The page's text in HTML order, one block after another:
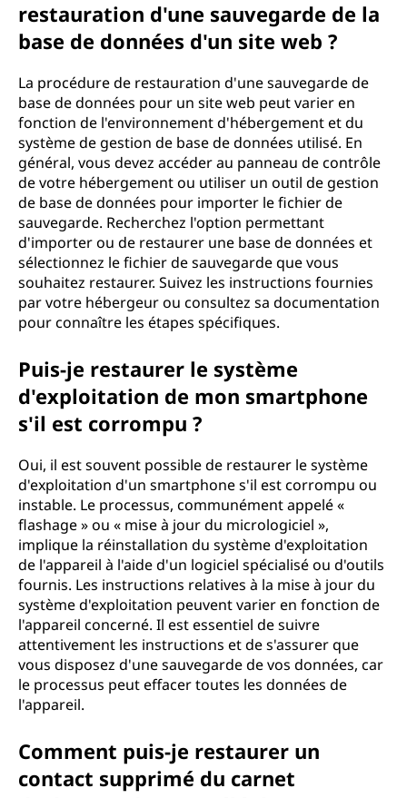
restauration d'une sauvegarde de la
base de données d'un site web ?
La procédure de restauration d'une sauvegarde de
base de données pour un site web peut varier en
fonction de l'environnement d'hébergement et du
système de gestion de base de données utilisé. En
général, vous devez accéder au panneau de contrôle
de votre hébergement ou utiliser un outil de gestion
de base de données pour importer le fichier de
sauvegarde. Recherchez l'option permettant
d'importer ou de restaurer une base de données et
sélectionnez le fichier de sauvegarde que vous
souhaitez restaurer. Suivez les instructions fournies
par votre hébergeur ou consultez sa documentation
pour connaître les étapes spécifiques.
Puis-je restaurer le système
d'exploitation de mon smartphone
s'il est corrompu ?
Oui, il est souvent possible de restaurer le système
d'exploitation d'un smartphone s'il est corrompu ou
instable. Le processus, communément appelé «
flashage » ou « mise à jour du micrologiciel »,
implique la réinstallation du système d'exploitation
de l'appareil à l'aide d'un logiciel spécialisé ou d'outils
fournis. Les instructions relatives à la mise à jour du
système d'exploitation peuvent varier en fonction de
l'appareil concerné. Il est essentiel de suivre
attentivement les instructions et de s'assurer que
vous disposez d'une sauvegarde de vos données, car
le processus peut effacer toutes les données de
l'appareil.
Comment puis-je restaurer un
contact supprimé du carnet